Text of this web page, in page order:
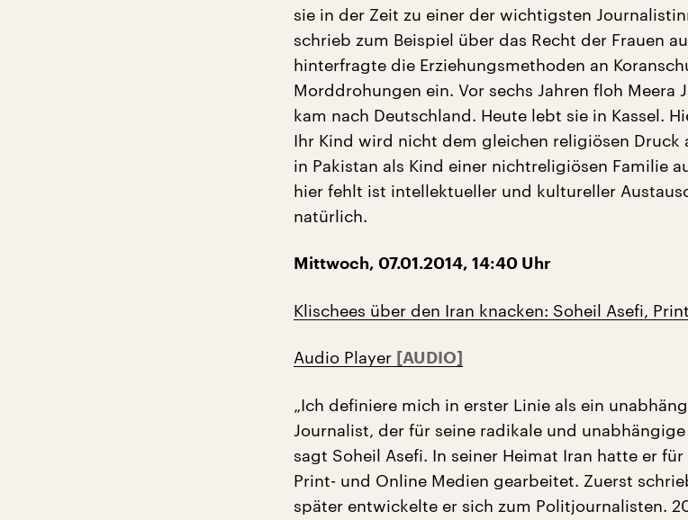
sie in der Zeit zu einer der wichtigsten
schrieb zum Beispiel über das Recht der Frauen
hinterfragte die Erziehungsmethoden an
Morddrohungen ein. Vor sechs Jahren floh Meera
kam nach Deutschland. Heute lebt sie in Kassel.
Ihr Kind wird nicht dem gleichen religiösen Druck
in Pakistan als Kind einer nichtreligiösen Familie
hier fehlt ist intellektueller und kultureller
natürlich.
Mittwoch, 07.01.2014, 14:40 Uhr
Klischees über den Iran knacken: Soheil Asefi,
Audio Player
„Ich definiere mich in erster Linie als ein
Journalist, der für seine radikale und
sagt Soheil Asefi. In seiner Heimat Iran hatte er für
Print- und Online Medien gearbeitet. Zuerst
später entwickelte er sich zum Politjournalisten.